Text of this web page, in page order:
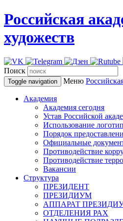
Российская
художеств
Поиск
Toggle navigation Меню
Академия
Академия сегодня
Устав Российской
Использование
Порядок
Официальные
Противодействие
Противодействие
Вакансии
Структура
ПРЕЗИДЕНТ
ПРЕЗИДИУМ
АППАРАТ
ОТДЕЛЕНИЯ РАХ